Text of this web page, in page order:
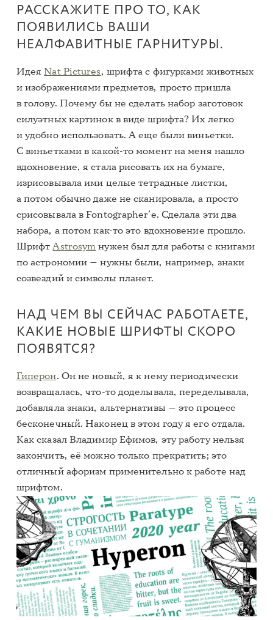
РАССКАЖИТЕ ПРО ТО, КАК
ПОЯВИЛИСЬ ВАШИ
НЕАЛФАВИТНЫЕ ГАРНИТУРЫ.
ИдеяNat Pictures, шрифта с фигурками животных
и изображениями предметов, просто пришла
в голову. Почему бы не сделать набор заготовок
силуэтных картинок в виде шрифта? Их легко
и удобно использовать. А еще были виньетки.
С виньетками в какой-то момент на меня нашло
вдохновение, я стала рисовать их на бумаге,
изрисовывала ими целые тетрадные листки,
а потом обычно даже не сканировала, а просто
срисовывала в Fontographer’е. Сделала эти два
набора, а потом как-то это вдохновение прошло.
ШрифтAstrosym нужен был для работы с книгами
по астрономии — нужны были, например, знаки
созвездий и символы планет.
НАД ЧЕМ ВЫ СЕЙЧАС РАБОТАЕТЕ,
КАКИЕ НОВЫЕ ШРИФТЫ СКОРО
ПОЯВЯТСЯ?
Гиперон. Он не новый, я к нему периодически
возвращалась, что-то доделывала, переделывала,
добавляла знаки, альтернативы — это процесс
бесконечный. Наконец в этом году я его отдала.
Как сказал Владимир Ефимов, эту работу нельзя
закончить, её можно только прекратить; это
отличный афоризм применительно к работе над
шрифтом.